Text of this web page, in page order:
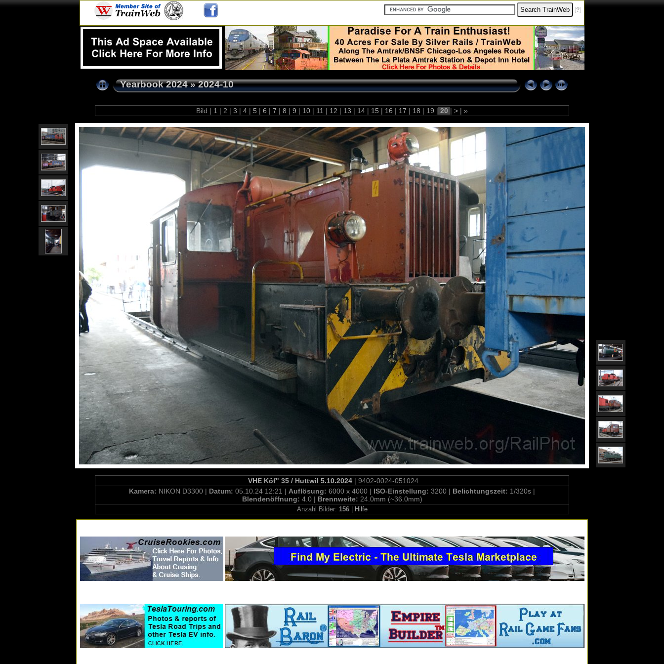
[?]
Yearbook 2024»2024-10
Bild | 1 | 2 | 3 | 4 | 5 | 6 | 7 | 8 | 9 | 10 | 11 | 12 | 13 | 14 | 15 | 16 | 17 | 18 | 19 | 20 | > | »
VHE Köf" 35 / Huttwil 5.10.2024| 9402-0024-051024
Kamera: NIKON D3300 | Datum: 05.10.24 12:21 | Auflösung: 6000 x 4000 | ISO-Einstellung: 3200 | Belichtungszeit: 1/320s |
Blendenöffnung: 4.0 | Brennweite: 24.0mm (~36.0mm)
Anzahl Bilder: 156| Hilfe